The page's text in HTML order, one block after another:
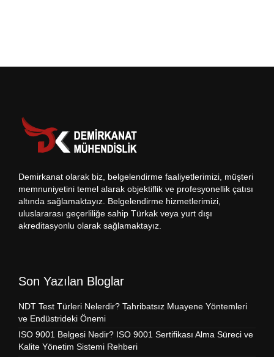
Demirkanat olarak biz, belgelendirme faaliyetlerimizi, müşteri
memnuniyetini temel alarak objektiflik ve profesyonellik çatısı
altında sağlamaktayız. Belgelendirme hizmetlerimizi,
uluslararası geçerliliğe sahip Türkak veya yurt dışı
akreditasyonlu olarak sağlamaktayız.
Son Yazılan Bloglar
NDT Test Türleri Nelerdir? Tahribatsız Muayene Yöntemleri
ve Endüstrideki Önemi
ISO 9001 Belgesi Nedir? ISO 9001 Sertifikası Alma Süreci ve
Kalite Yönetim Sistemi Rehberi